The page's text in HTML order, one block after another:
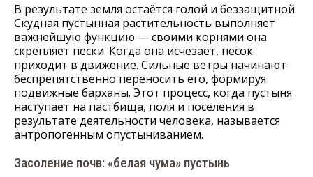
В результате земля остаётся голой и беззащитной.
Скудная пустынная растительность выполняет
важнейшую функцию — своими корнями она
скрепляет пески. Когда она исчезает, песок
приходит в движение. Сильные ветры начинают
беспрепятственно переносить его, формируя
подвижные барханы. Этот процесс, когда пустыня
наступает на пастбища, поля и поселения в
результате деятельности человека, называется
антропогенным опустыниванием.
Засоление почв: «белая чума» пустынь